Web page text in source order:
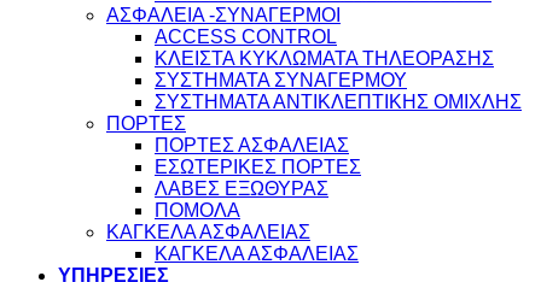
ΑΣΦΑΛΕΙΑ -ΣΥΝΑΓΕΡΜΟΙ
ACCESS CONTROL
ΚΛΕΙΣΤΑ ΚΥΚΛΩΜΑΤΑ ΤΗΛΕΟΡΑΣΗΣ
ΣΥΣΤΗΜΑΤΑ ΣΥΝΑΓΕΡΜΟΥ
ΣΥΣΤΗΜΑΤΑ ΑΝΤΙΚΛΕΠΤΙΚΗΣ ΟΜΙΧΛΗΣ
ΠΟΡΤΕΣ
ΠΟΡΤΕΣ ΑΣΦΑΛΕΙΑΣ
ΕΣΩΤΕΡΙΚΕΣ ΠΟΡΤΕΣ
ΛΑΒΕΣ ΕΞΩΘΥΡΑΣ
ΠΟΜΟΛΑ
ΚΑΓΚΕΛΑ ΑΣΦΑΛΕΙΑΣ
ΚΑΓΚΕΛΑ ΑΣΦΑΛΕΙΑΣ
ΥΠΗΡΕΣΙΕΣ